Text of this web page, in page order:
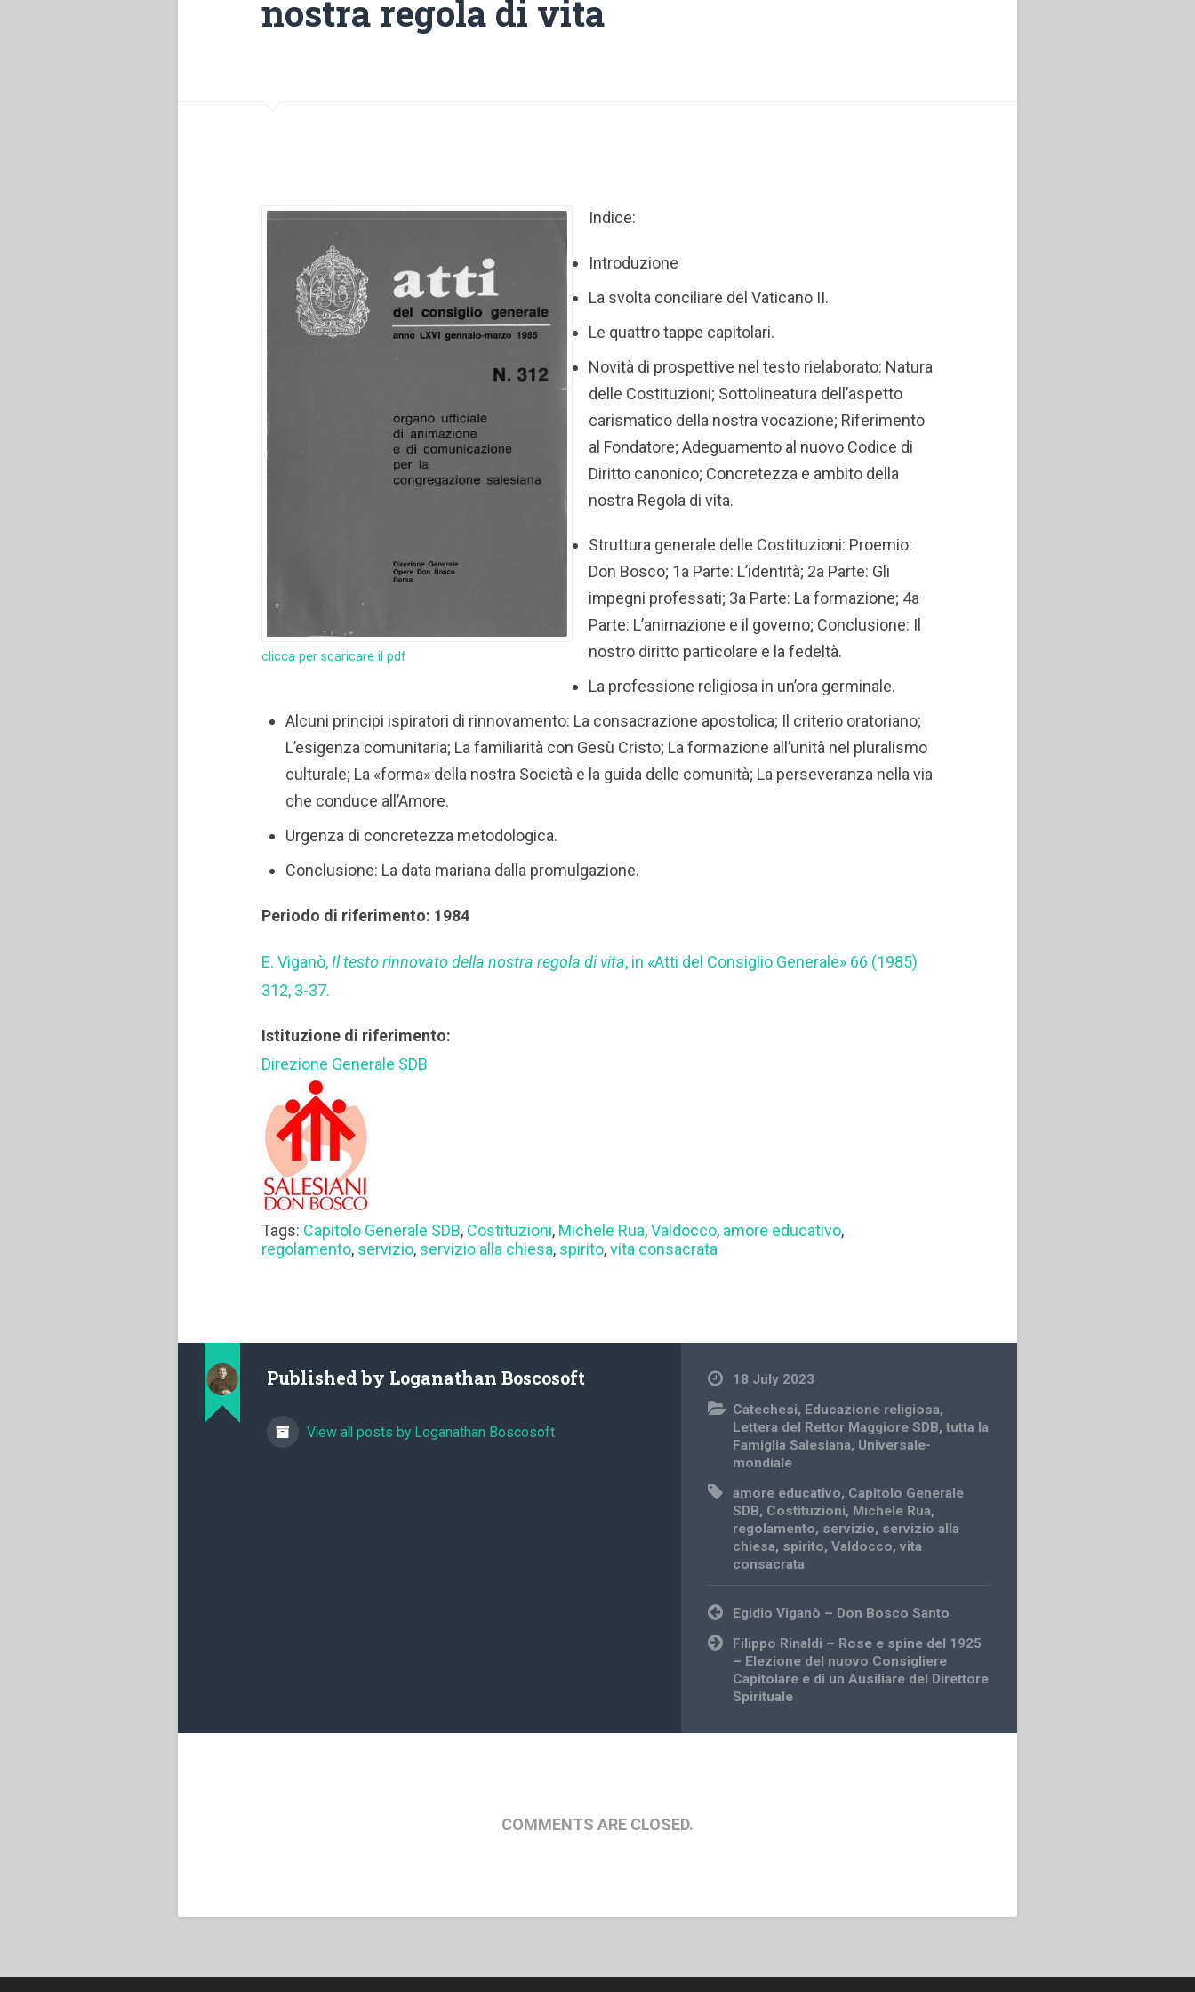
nostra regola di vita
clicca per scaricare il pdf
Indice:
Introduzione
La svolta conciliare del Vaticano II.
Le quattro tappe capitolari.
Novità di prospettive nel testo rielaborato: Natura
delle Costituzioni; Sottolineatura dell’aspetto
carismatico della nostra vocazione; Riferimento
al Fondatore; Adeguamento al nuovo Codice di
Diritto canonico; Concretezza e ambito della
nostra Regola di vita.
Struttura generale delle Costituzioni: Proemio:
Don Bosco; 1a Parte: L’identità; 2a Parte: Gli
impegni professati; 3a Parte: La formazione; 4a
Parte: L’animazione e il governo; Conclusione: Il
nostro diritto particolare e la fedeltà.
La professione religiosa in un’ora germinale.
Alcuni principi ispiratori di rinnovamento: La consacrazione apostolica; Il criterio oratoriano;
L’esigenza comunitaria; La familiarità con Gesù Cristo; La formazione all’unità nel pluralismo
culturale; La «forma» della nostra Società e la guida delle comunità; La perseveranza nella via
che conduce all’Amore.
Urgenza di concretezza metodologica.
Conclusione: La data mariana dalla promulgazione.
Periodo di riferimento: 1984
E. Viganò,Il testo rinnovato della nostra regola di vita, in «Atti del Consiglio Generale» 66 (1985)
312, 3-37.
Istituzione di riferimento:
Direzione Generale SDB
Tags: Capitolo Generale SDB, Costituzioni, Michele Rua,Valdocco, amore educativo,
regolamento, servizio, servizio alla chiesa, spirito,vita consacrata
Published by Loganathan Boscosoft
View all posts by Loganathan Boscosoft
18 July 2023
Catechesi, Educazione religiosa,
Lettera del Rettor Maggiore SDB,tutta la
Famiglia Salesiana, Universale-
mondiale
amore educativo, Capitolo Generale
SDB, Costituzioni, Michele Rua,
regolamento, servizio, servizio alla
chiesa, spirito,Valdocco,vita
consacrata
Post
navigation
Egidio Viganò – Don Bosco Santo
Filippo Rinaldi – Rose e spine del 1925
– Elezione del nuovo Consigliere
Capitolare e di un Ausiliare del Direttore
Spirituale
COMMENTS ARE CLOSED.